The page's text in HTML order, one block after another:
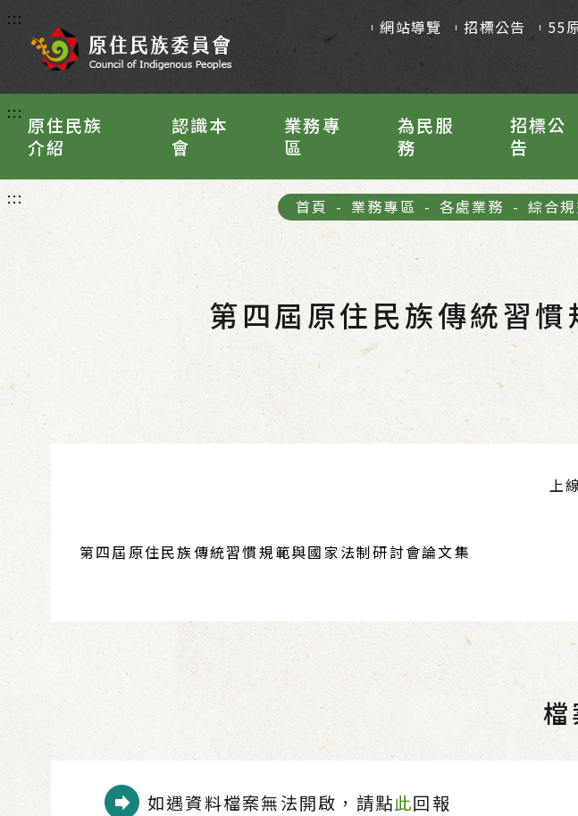
::: 網站導覽 招標公告 55
:::
原住民族
介紹
認識本
會
業務專
區
為民服
務
招標公
告
::: 首頁 - 業務專區 - 各處業務 - 綜合規
第四屆原住民族傳統習
上
第四屆原住民族傳統習慣規範與國家法制研討會論文集
如遇資料檔案無法開啟，請點此回報